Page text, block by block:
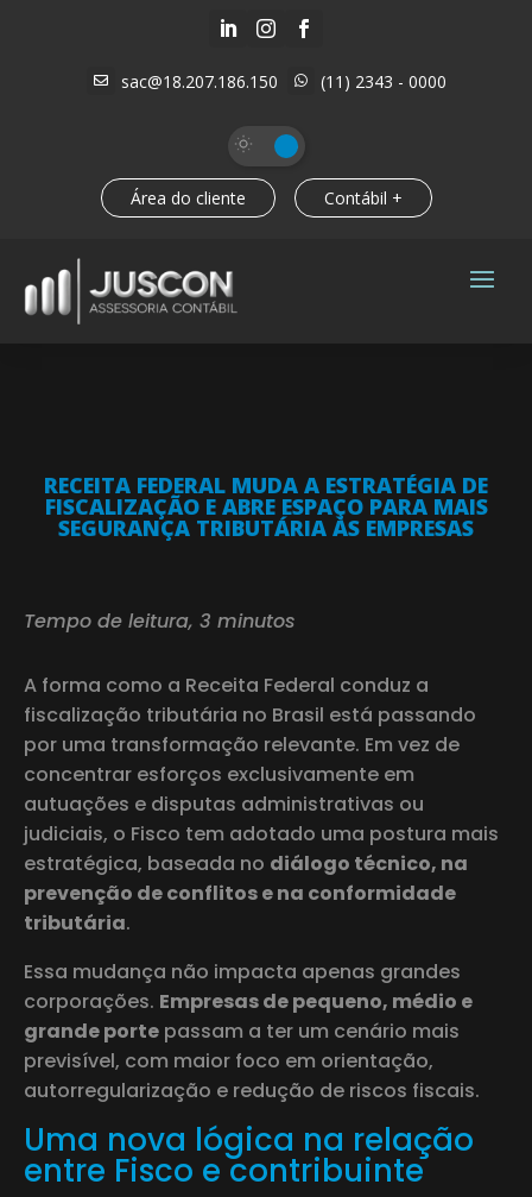
  
 sac@18.207.186.150  (11) 2343 - 0000
Área do cliente Contábil +
RECEITA FEDERAL MUDA A ESTRATÉGIA DE
FISCALIZAÇÃO E ABRE ESPAÇO PARA MAIS
SEGURANÇA TRIBUTÁRIA ÀS EMPRESAS
Tempo de leitura, 3 minutos
A forma como a Receita Federal conduz a
fiscalização tributária no Brasil está passando
por uma transformação relevante. Em vez de
concentrar esforços exclusivamente em
autuações e disputas administrativas ou
judiciais, o Fisco tem adotado uma postura mais
estratégica, baseada no diálogo técnico, na
prevenção de conflitos e na conformidade
tributária.
Essa mudança não impacta apenas grandes
corporações. Empresas de pequeno, médio e
grande porte passam a ter um cenário mais
previsível, com maior foco em orientação,
autorregularização e redução de riscos fiscais.
Uma nova lógica na relação
entre Fisco e contribuinte